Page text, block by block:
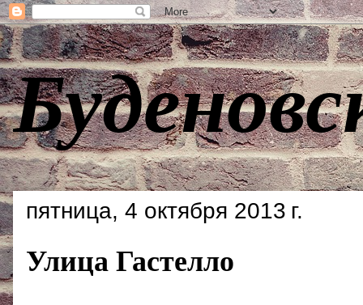
пятница, 4 октября 2013 г.
Улица Гастелло